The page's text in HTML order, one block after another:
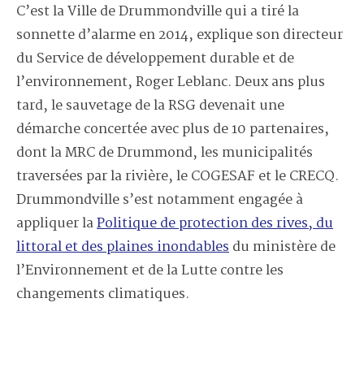
C’est la Ville de Drummondville qui a tiré la
sonnette d’alarme en 2014, explique son directeur
du Service de développement durable et de
l’environnement, Roger Leblanc. Deux ans plus
tard, le sauvetage de la RSG devenait une
démarche concertée avec plus de 10 partenaires,
dont la MRC de Drummond, les municipalités
traversées par la rivière, le COGESAF et le CRECQ.
Drummondville s’est notamment engagée à
appliquer laPolitique de protection des rives, du
littoral et des plaines inondablesdu ministère de
l’Environnement et de la Lutte contre les
changements climatiques.